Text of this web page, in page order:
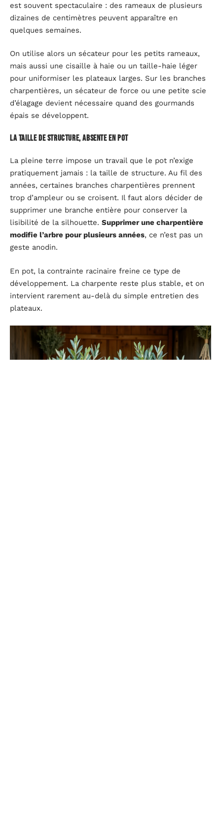
est souvent spectaculaire : des rameaux de plusieurs
dizaines de centimètres peuvent apparaître en
quelques semaines.
On utilise alors un sécateur pour les petits rameaux,
mais aussi une cisaille à haie ou un taille-haie léger
pour uniformiser les plateaux larges. Sur les branches
charpentières, un sécateur de force ou une petite scie
d’élagage devient nécessaire quand des gourmands
épais se développent.
La taille de structure, absente en pot
La pleine terre impose un travail que le pot n’exige
pratiquement jamais : la taille de structure. Au fil des
années, certaines branches charpentières prennent
trop d’ampleur ou se croisent. Il faut alors décider de
supprimer une branche entière pour conserver la
lisibilité de la silhouette. Supprimer une charpentière
modifie l’arbre pour plusieurs années, ce n’est pas un
geste anodin.
En pot, la contrainte racinaire freine ce type de
développement. La charpente reste plus stable, et on
intervient rarement au-delà du simple entretien des
plateaux.